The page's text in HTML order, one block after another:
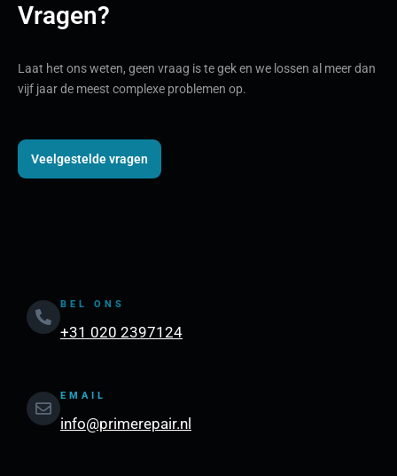
Vragen?
Laat het ons weten, geen vraag is te gek en we lossen al meer dan
vijf jaar de meest complexe problemen op.
Veelgestelde vragen
BEL ONS
+31 020 2397124
EMAIL
info@primerepair.nl